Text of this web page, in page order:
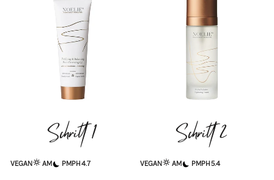
Schritt 1
VEGAN AM PMPH 4.7
Schritt 2
VEGAN AM PMPH 5.4